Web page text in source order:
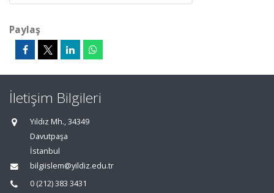
Paylaş
İletişim Bilgileri
Yıldız Mh., 34349
Davutpaşa
İstanbul
bilgiislem@yildiz.edu.tr
0 (212) 383 3431